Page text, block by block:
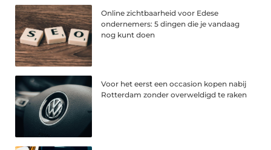
Online zichtbaarheid voor Edese
ondernemers: 5 dingen die je vandaag
nog kunt doen
Voor het eerst een occasion kopen nabij
Rotterdam zonder overweldigd te raken